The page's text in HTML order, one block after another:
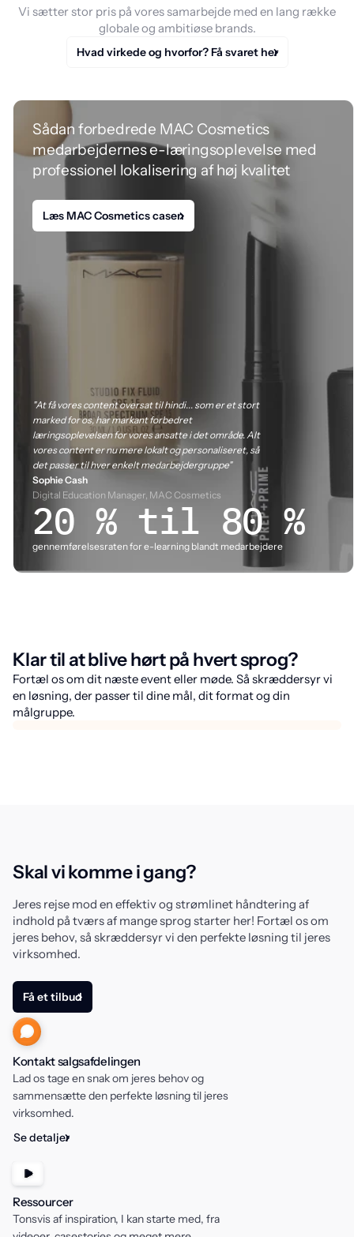
Vi sætter stor pris på vores samarbejde med en lang række
globale og ambitiøse brands.
Hvad virkede og hvorfor? Få svaret her
Sådan forbedrede MAC Cosmetics
medarbejdernes e-læringsoplevelse med
professionel lokalisering af høj kvalitet
Læs MAC Cosmetics casen
"At få vores content oversat til hindi... som er et stort
marked for os, har markant forbedret
læringsoplevelsen for vores ansatte i det område. Alt
vores content er nu mere lokalt og personaliseret, så
det passer til hver enkelt medarbejdergruppe"
Sophie Cash
Digital Education Manager, MAC Cosmetics
20 % til 80 %
gennemførelsesraten for e-learning blandt medarbejdere
Klar til at blive hørt på hvert sprog?
Fortæl os om dit næste event eller møde. Så skræddersyr vi
en løsning, der passer til dine mål, dit format og din
målgruppe.
Skal vi komme i gang?
Jeres rejse mod en effektiv og strømlinet håndtering af
indhold på tværs af mange sprog starter her! Fortæl os om
jeres behov, så skræddersyr vi den perfekte løsning til jeres
virksomhed.
Få et tilbud
Kontakt salgsafdelingen
Lad os tage en snak om jeres behov og
sammensætte den perfekte løsning til jeres
virksomhed.
Se detaljer
Ressourcer
Tonsvis af inspiration, I kan starte med, fra